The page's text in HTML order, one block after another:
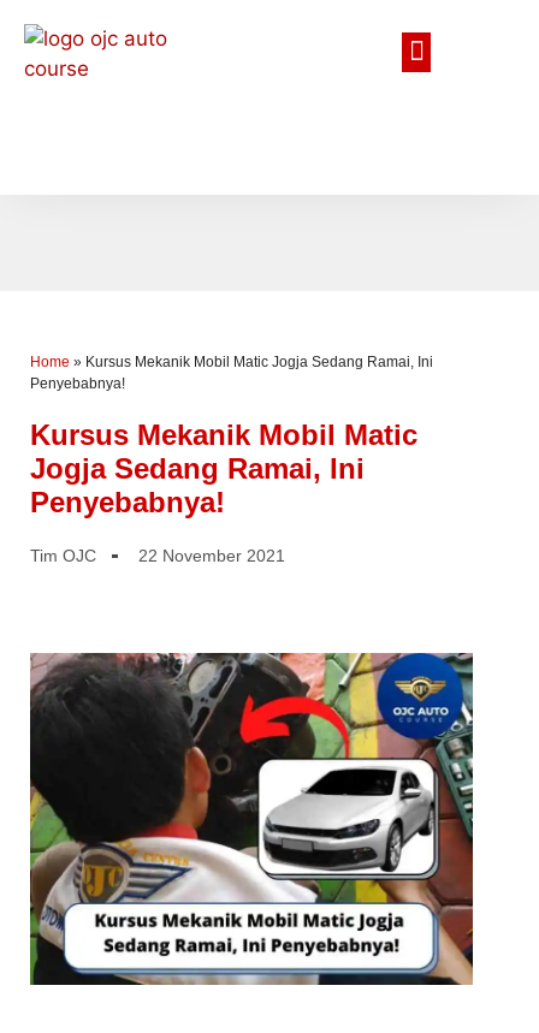
Home » Kursus Mekanik Mobil Matic Jogja Sedang Ramai, Ini
Penyebabnya!
Kursus Mekanik Mobil Matic
Jogja Sedang Ramai, Ini
Penyebabnya!
Tim OJC 22 November 2021